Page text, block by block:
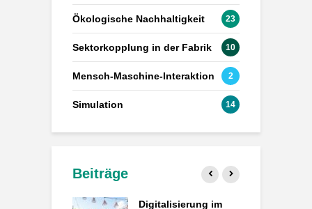
Ökologische Nachhaltigkeit 23
Sektorkopplung in der Fabrik 10
Mensch-Maschine-Interaktion 2
Simulation 14
Beiträge
Digitalisierung im